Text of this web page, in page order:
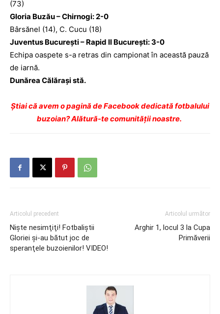
(73)
Gloria Buzău – Chirnogi: 2-0
Bârsănel (14), C. Cucu (18)
Juventus Bucureşti – Rapid II Bucureşti: 3-0
Echipa oaspete s-a retras din campionat în această pauză
de iarnă.
Dunărea Călăraşi stă.
Ştiai că avem o pagină de Facebook dedicată fotbalului
buzoian? Alătură-te comunității noastre.
Articolul precedent
Nişte nesimţiţi! Fotbaliştii
Gloriei şi-au bătut joc de
speranţele buzoienilor! VIDEO!
Articolul următor
Arghir 1, locul 3 la Cupa
Primăverii